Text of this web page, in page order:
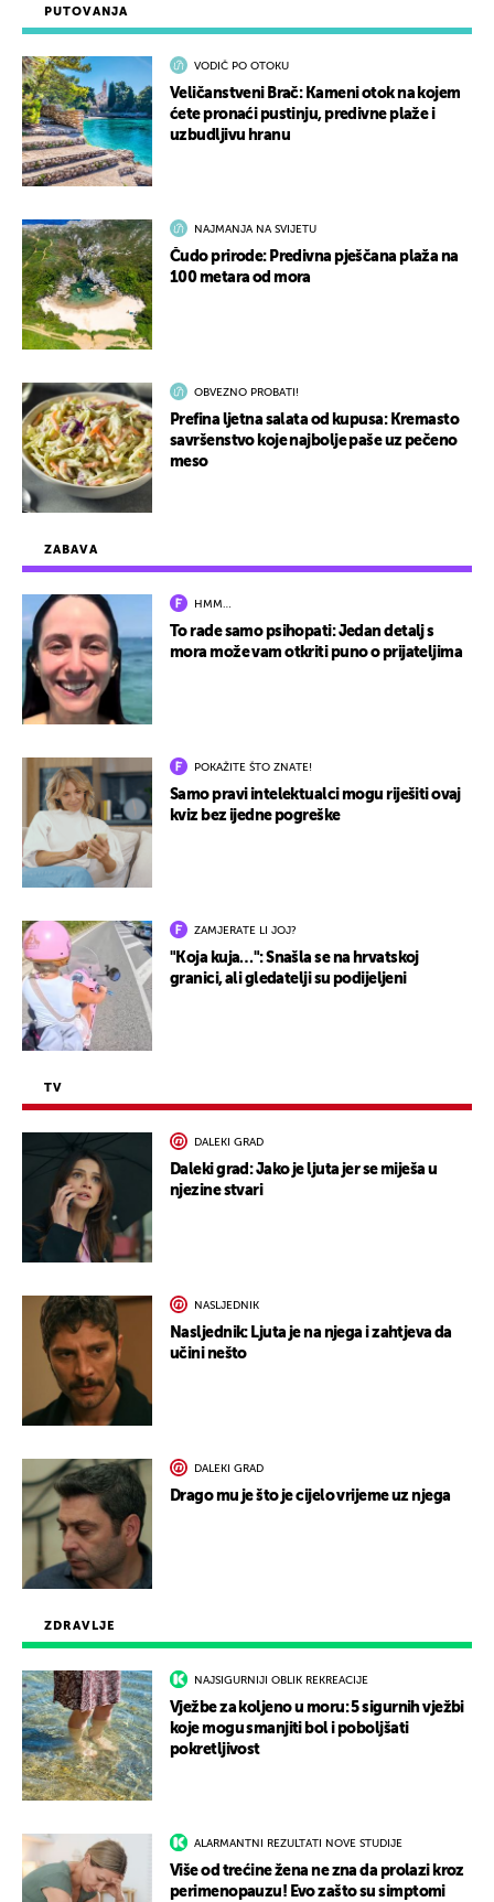
ZDRAVLJE
NAJSIGURNIJI OBLIK REKREACIJE
Vježbe za koljeno u moru: 5 sigurnih vježbi
koje mogu smanjiti bol i poboljšati
pokretljivost
ALARMANTNI REZULTATI NOVE STUDIJE
Više od trećine žena ne zna da prolazi kroz
perimenopauzu! Evo zašto su simptomi
ZABAVA
HMM…
To rade samo psihopati: Jedan detalj s
mora može vam otkriti puno o prijateljima
POKAŽITE ŠTO ZNATE!
Samo pravi intelektualci mogu riješiti ovaj
kviz bez ijedne pogreške
ZAMJERATE LI JOJ?
"Koja kuja…": Snašla se na hrvatskoj
granici, ali gledatelji su podijeljeni
TV
DALEKI GRAD
Daleki grad: Jako je ljuta jer se miješa u
njezine stvari
NASLJEDNIK
Nasljednik: Ljuta je na njega i zahtjeva da
učini nešto
DALEKI GRAD
Drago mu je što je cijelo vrijeme uz njega
PUTOVANJA
VODIČ PO OTOKU
Veličanstveni Brač: Kameni otok na kojem
ćete pronaći pustinju, predivne plaže i
uzbudljivu hranu
NAJMANJA NA SVIJETU
Čudo prirode: Predivna pješčana plaža na
100 metara od mora
OBVEZNO PROBATI!
Prefina ljetna salata od kupusa: Kremasto
savršenstvo koje najbolje paše uz pečeno
meso